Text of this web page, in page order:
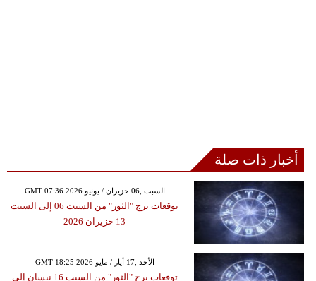
أخبار ذات صلة
GMT 07:36 2026 السبت ,06 حزيران / يونيو
توقعات برج "الثور" من السبت 06 إلى السبت
13 حزيران 2026
GMT 18:25 2026 الأحد ,17 أيار / مايو
توقعات برج "الثور" من السبت 16 نيسان إلى